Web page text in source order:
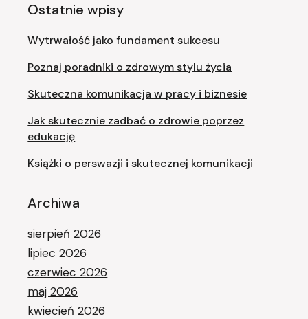
Ostatnie wpisy
Wytrwałość jako fundament sukcesu
Poznaj poradniki o zdrowym stylu życia
Skuteczna komunikacja w pracy i biznesie
Jak skutecznie zadbać o zdrowie poprzez
edukację
Książki o perswazji i skutecznej komunikacji
Archiwa
sierpień 2026
lipiec 2026
czerwiec 2026
maj 2026
kwiecień 2026